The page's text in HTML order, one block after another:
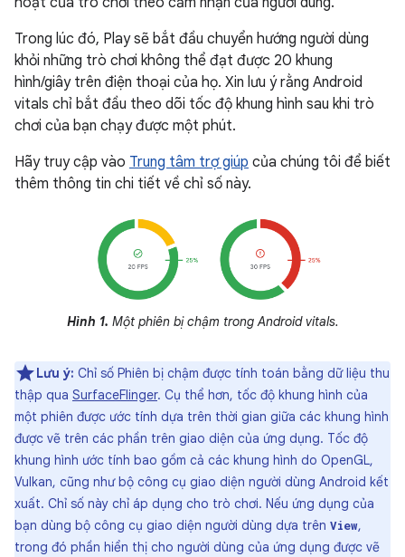
Trong lúc đó, Play sẽ bắt đầu chuyển hướng người dùng
khỏi những trò chơi không thể đạt được 20 khung
hình/giây trên điện thoại của họ. Xin lưu ý rằng Android
vitals chỉ bắt đầu theo dõi tốc độ khung hình sau khi trò
chơi của bạn chạy được một phút.
Hãy truy cập vào Trung tâm trợ giúp của chúng tôi để biết
thêm thông tin chi tiết về chỉ số này.
Hình 1. Một phiên bị chậm trong Android vitals.
Lưu ý: Chỉ số Phiên bị chậm được tính toán bằng dữ liệu thu
thập qua SurfaceFlinger. Cụ thể hơn, tốc độ khung hình của
một phiên được ước tính dựa trên thời gian giữa các khung hình
được vẽ trên các phần trên giao diện của ứng dụng. Tốc độ
khung hình ước tính bao gồm cả các khung hình do OpenGL,
Vulkan, cũng như bộ công cụ giao diện người dùng Android kết
xuất. Chỉ số này chỉ áp dụng cho trò chơi. Nếu ứng dụng của
bạn dùng bộ công cụ giao diện người dùng dựa trên View,
trong đó phần hiển thị cho người dùng của ứng dụng được vẽ